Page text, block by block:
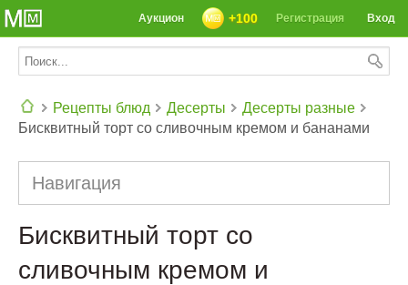
Вход
Регистрация
+100
Аукцион
Рецепты блюд Десерты
Десерты разные
Бисквитный торт со сливочным кремом и бананами
Навигация
Бисквитный торт со
сливочным кремом и